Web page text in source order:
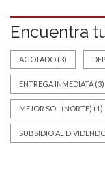
Encuentra
AGOTADO (3)
ENTREGA INMEDIATA (3)
MEJOR SOL (NORTE) (1)
SUBSIDIO AL